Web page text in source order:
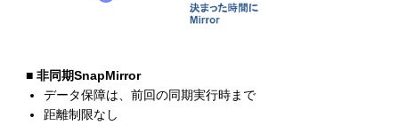
■ 非同期SnapMirror
データ保障は、前回の同期実行時まで
距離制限なし